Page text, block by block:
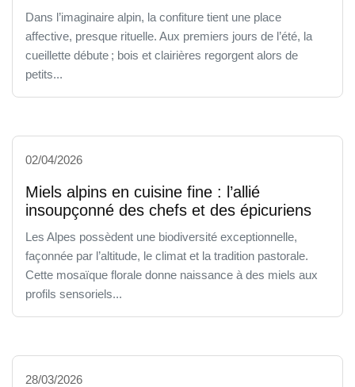
Dans l’imaginaire alpin, la confiture tient une place
affective, presque rituelle. Aux premiers jours de l’été, la
cueillette débute ; bois et clairières regorgent alors de
petits...
02/04/2026
Miels alpins en cuisine fine : l’allié
insoupçonné des chefs et des épicuriens
Les Alpes possèdent une biodiversité exceptionnelle,
façonnée par l’altitude, le climat et la tradition pastorale.
Cette mosaïque florale donne naissance à des miels aux
profils sensoriels...
28/03/2026